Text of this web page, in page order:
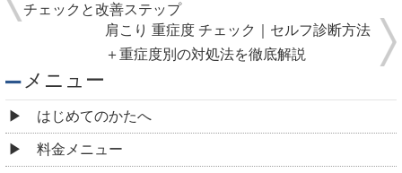
チェックと改善ステップ
肩こり 重症度 チェック｜セルフ診断方法
＋重症度別の対処法を徹底解説
メニュー
はじめてのかたへ
料金メニュー